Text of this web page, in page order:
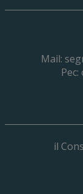
Mail:
Pec:
il